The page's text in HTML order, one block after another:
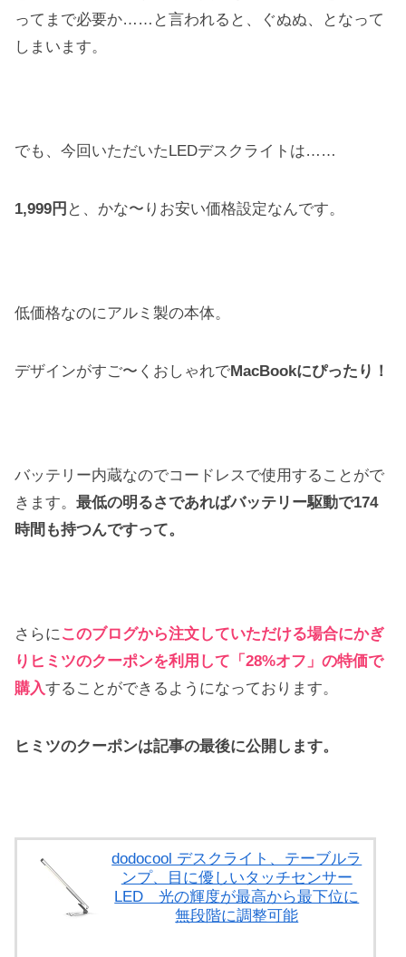
ってまで必要か……と言われると、ぐぬぬ、となって
しまいます。
でも、今回いただいたLEDデスクライトは……
1,999円 と、かな〜りお安い価格設定なんです。
低価格なのにアルミ製の本体。
デザインがすご〜くおしゃれでMacBookにぴったり！
バッテリー内蔵なのでコードレスで使用することがで
きます。 最低の明るさであればバッテリー駆動で174
時間も持つんですって。
さらにこのブログから注文していただける場合にかぎ
りヒミツのクーポンを利用して「28%オフ」の特価で
購入することができるようになっております。
ヒミツのクーポンは記事の最後に公開します。
dodocool デスクライト、テーブルラ
ンプ、目に優しいタッチセンサー
LED 光の輝度が最高から最下位に
無段階に調整可能